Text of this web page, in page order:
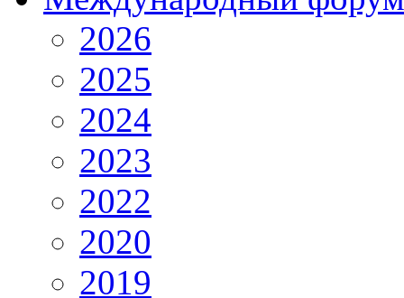
2026
2025
2024
2023
2022
2020
2019